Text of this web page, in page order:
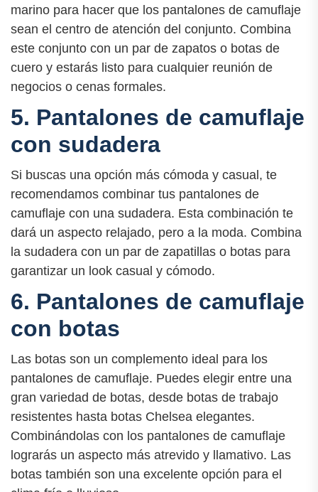
marino para hacer que los pantalones de camuflaje
sean el centro de atención del conjunto. Combina
este conjunto con un par de zapatos o botas de
cuero y estarás listo para cualquier reunión de
negocios o cenas formales.
5. Pantalones de camuflaje
con sudadera
Si buscas una opción más cómoda y casual, te
recomendamos combinar tus pantalones de
camuflaje con una sudadera. Esta combinación te
dará un aspecto relajado, pero a la moda. Combina
la sudadera con un par de zapatillas o botas para
garantizar un look casual y cómodo.
6. Pantalones de camuflaje
con botas
Las botas son un complemento ideal para los
pantalones de camuflaje. Puedes elegir entre una
gran variedad de botas, desde botas de trabajo
resistentes hasta botas Chelsea elegantes.
Combinándolas con los pantalones de camuflaje
lograrás un aspecto más atrevido y llamativo. Las
botas también son una excelente opción para el